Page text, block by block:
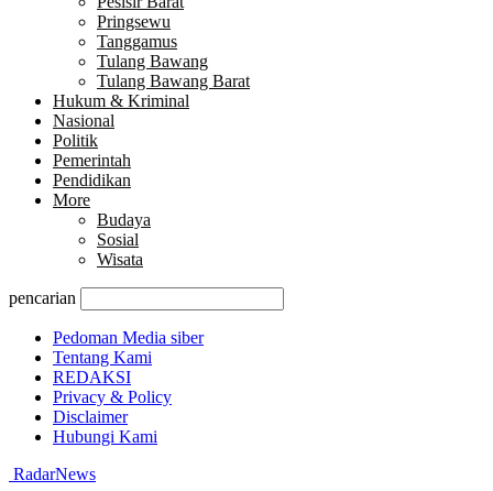
Pringsewu
Tanggamus
Tulang Bawang
Tulang Bawang Barat
Hukum & Kriminal
Nasional
Politik
Pemerintah
Pendidikan
More
Budaya
Sosial
Wisata
pencarian
Pedoman Media siber
Tentang Kami
REDAKSI
Privacy & Policy
Disclaimer
Hubungi Kami
RadarNews